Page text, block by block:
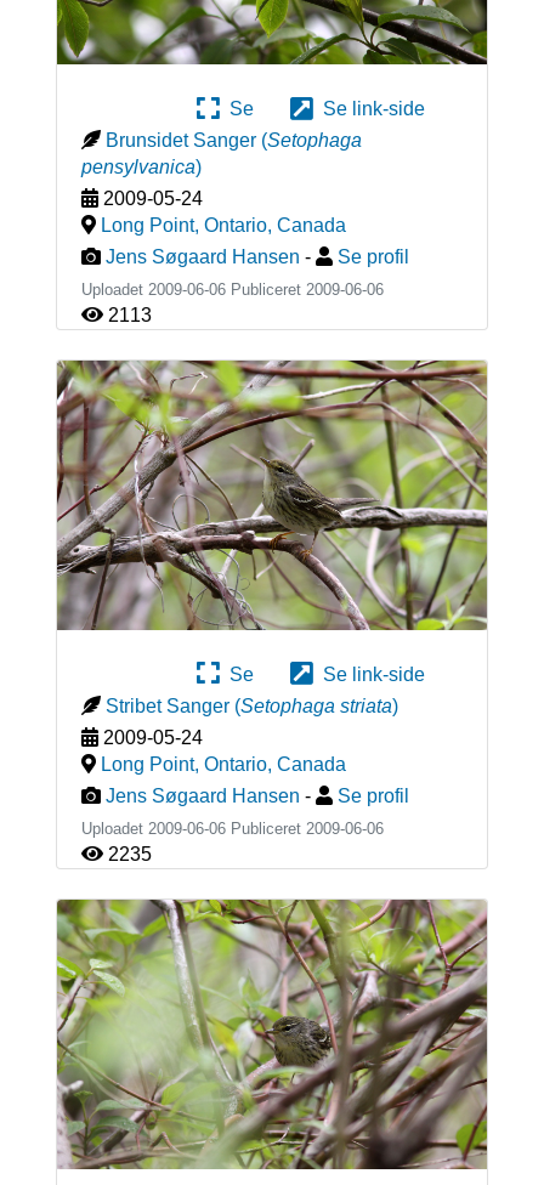
Se
Se link-side
Brunsidet Sanger (Setophaga
pensylvanica)
2009-05-24
Long Point, Ontario, Canada
Jens Søgaard Hansen - Se profil
Uploadet 2009-06-06 Publiceret 2009-06-06
2113
Se
Se link-side
Stribet Sanger (Setophaga striata)
2009-05-24
Long Point, Ontario, Canada
Jens Søgaard Hansen - Se profil
Uploadet 2009-06-06 Publiceret 2009-06-06
2235